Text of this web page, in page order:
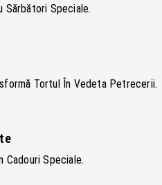
Sărbători Speciale.
Tortul În Vedeta Petrecerii.
Cadouri Speciale.